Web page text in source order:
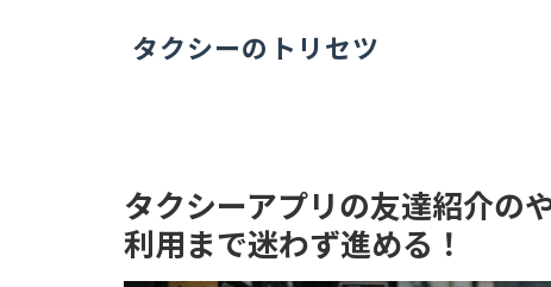
タクシーのトリセツ
タクシーアプリの友達紹介の
利用まで迷わず進める！